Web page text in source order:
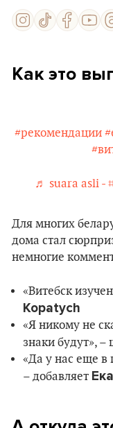
Как это
#рекомендации
♬ suara asli - ⌗
Для многих
дома стал
немногие
«Витебск
Kopatych
«Я никому не
знаки будут», –
«Да у нас еще в
– добавляет